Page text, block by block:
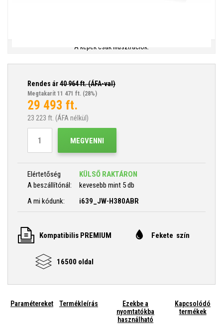
A képek csak illusztrációk.
Rendes ár40 964ft. (ÁFA-val)
Megtakarít 11 471 ft. (28%)
29 493 ft.
23 223 ft. (ÁFA nélkül)
MEGVENNI
Elértetőség
KÜLSŐ RAKTÁRON
A beszállítónál:
kevesebb mint 5 db
A mi kódunk:
i639_JW-H380ABR
Kompatibilis PREMIUM Fekete szín
16500 oldal
Paramétereket Termékleírás
Ezekbe a
nyomtatókba
használható
Kapcsolódó
termékek